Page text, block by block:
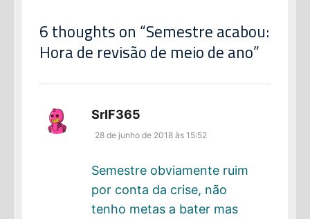
6 thoughts on “Semestre acabou:
Hora de revisão de meio de ano”
SrIF365
28 de junho de 2018 às 15:52
Semestre obviamente ruim
por conta da crise, não
tenho metas a bater mas